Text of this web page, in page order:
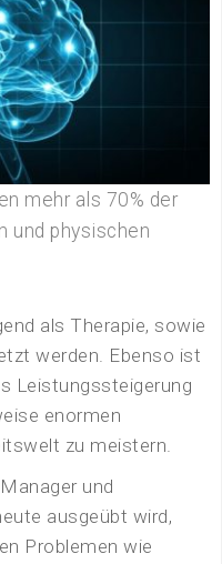
mehr als 70% der
und physischen
als Therapie, sowie
werden. Ebenso ist
Leistungssteigerung
enormen
zu meistern.
und
ausgeübt wird,
Problemen wie